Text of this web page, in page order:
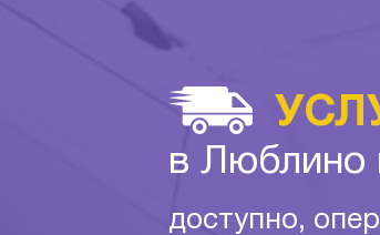
в Люблино
доступно,